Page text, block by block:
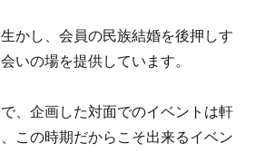
かし、会員の民族結婚を後押しす
いの場を提供しています。
、企画した対面でのイベントは軒
この時期だからこそ出来るイベン